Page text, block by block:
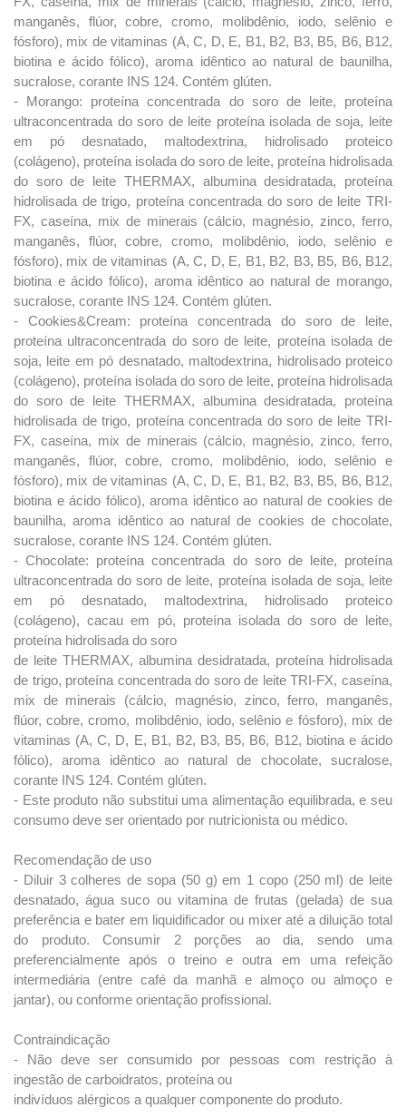
manganês, flúor, cobre, cromo, molibdênio, iodo, selênio e
fósforo), mix de vitaminas (A, C, D, E, B1, B2, B3, B5, B6, B12,
biotina e ácido fólico), aroma idêntico ao natural de baunilha,
sucralose, corante INS 124. Contém glúten.
- Morango: proteína concentrada do soro de leite, proteína
ultraconcentrada do soro de leite proteína isolada de soja, leite
em pó desnatado, maltodextrina, hidrolisado proteico
(colágeno), proteína isolada do soro de leite, proteína hidrolisada
do soro de leite THERMAX, albumina desidratada, proteína
hidrolisada de trigo, proteína concentrada do soro de leite TRI-
FX, caseína, mix de minerais (cálcio, magnésio, zinco, ferro,
manganês, flúor, cobre, cromo, molibdênio, iodo, selênio e
fósforo), mix de vitaminas (A, C, D, E, B1, B2, B3, B5, B6, B12,
biotina e ácido fólico), aroma idêntico ao natural de morango,
sucralose, corante INS 124. Contém glúten.
- Cookies&Cream: proteína concentrada do soro de leite,
proteína ultraconcentrada do soro de leite, proteína isolada de
soja, leite em pó desnatado, maltodextrina, hidrolisado proteico
(colágeno), proteína isolada do soro de leite, proteína hidrolisada
do soro de leite THERMAX, albumina desidratada, proteína
hidrolisada de trigo, proteína concentrada do soro de leite TRI-
FX, caseína, mix de minerais (cálcio, magnésio, zinco, ferro,
manganês, flúor, cobre, cromo, molibdênio, iodo, selênio e
fósforo), mix de vitaminas (A, C, D, E, B1, B2, B3, B5, B6, B12,
biotina e ácido fólico), aroma idêntico ao natural de cookies de
baunilha, aroma idêntico ao natural de cookies de chocolate,
sucralose, corante INS 124. Contém glúten.
- Chocolate: proteína concentrada do soro de leite, proteína
ultraconcentrada do soro de leite, proteína isolada de soja, leite
em pó desnatado, maltodextrina, hidrolisado proteico
(colágeno), cacau em pó, proteína isolada do soro de leite,
proteína hidrolisada do soro
de leite THERMAX, albumina desidratada, proteína hidrolisada
de trigo, proteína concentrada do soro de leite TRI-FX, caseína,
mix de minerais (cálcio, magnésio, zinco, ferro, manganês,
flúor, cobre, cromo, molibdênio, iodo, selênio e fósforo), mix de
vitaminas (A, C, D, E, B1, B2, B3, B5, B6, B12, biotina e ácido
fólico), aroma idêntico ao natural de chocolate, sucralose,
corante INS 124. Contém glúten.
- Este produto não substitui uma alimentação equilibrada, e seu
consumo deve ser orientado por nutricionista ou médico.
Recomendação de uso
- Diluir 3 colheres de sopa (50 g) em 1 copo (250 ml) de leite
desnatado, água suco ou vitamina de frutas (gelada) de sua
preferência e bater em liquidificador ou mixer até a diluição total
do produto. Consumir 2 porções ao dia, sendo uma
preferencialmente após o treino e outra em uma refeição
intermediária (entre café da manhã e almoço ou almoço e
jantar), ou conforme orientação profissional.
Contraindicação
- Não deve ser consumido por pessoas com restrição à
ingestão de carboidratos, proteína ou
indivíduos alérgicos a qualquer componente do produto.